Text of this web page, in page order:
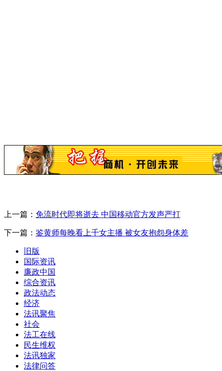
上一篇： 免流时代即将逝去 中国移动官方发声严打
下一篇： 鉴黄师每晚看上千女主播 被女友抱怨身体差
旧版
国际资讯
廉政中国
综合资讯
政法动态
经济
法讯聚焦
社会
法工在线
民生维权
法讯独家
法律问答